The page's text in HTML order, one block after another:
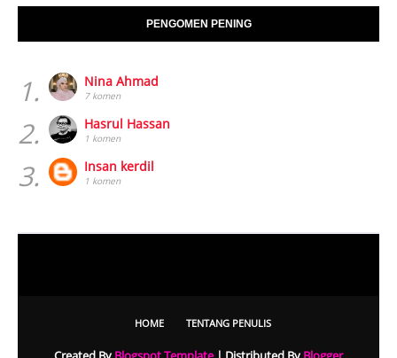
PENGOMEN PENING
1. Nina Ahmad
7 komen
2. Hasrul Hassan
1 komen
3. Insan kerdil
1 komen
HOME TENTANG PENULIS